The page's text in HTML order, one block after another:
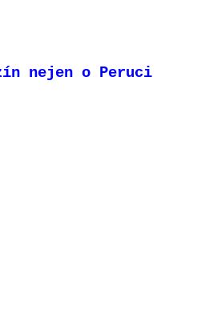
nejen o Peruci